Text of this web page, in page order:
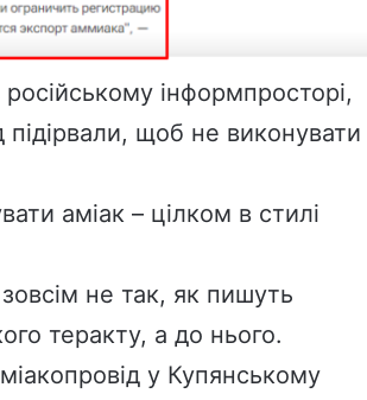
інформпросторі,
щоб не виконувати
аміак – цілком в стилі
не так, як пишуть
теракту, а до нього.
у Купянському